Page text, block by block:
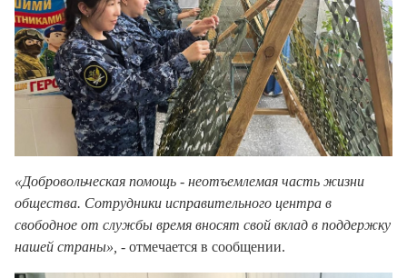
«Добровольческая помощь - неотъемлемая часть жизни
общества. Сотрудники исправительного центра в
свободное от службы время вносят свой вклад в поддержку
нашей страны», - отмечается в сообщении.